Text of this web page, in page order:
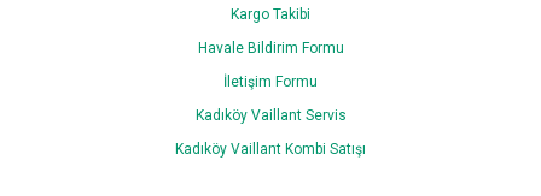
Gönder
Kargo Takibi
Havale Bildirim Formu
İletişim Formu
Kadıköy Vaillant Servis
Kadıköy Vaillant Kombi Satışı